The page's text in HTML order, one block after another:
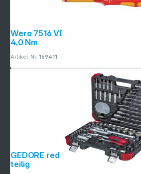
Wera 7516 VDE Kraftform Safe- Torque Speed 2,4-
4,0 Nm
Artikel-Nr.:169411
GEDORE red Steckschlüssel-Satz 1/4" + 1/2" 92-
teilig